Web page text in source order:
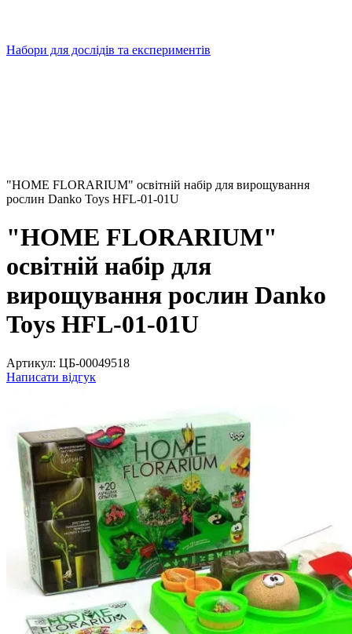
Набори для дослідів та експериментів
"HOME FLORARIUM" освітній набір для вирощування
рослин Danko Toys HFL-01-01U
"HOME FLORARIUM"
освітній набір для
вирощування рослин Danko
Toys HFL-01-01U
Артикул: ЦБ-00049518
Написати відгук